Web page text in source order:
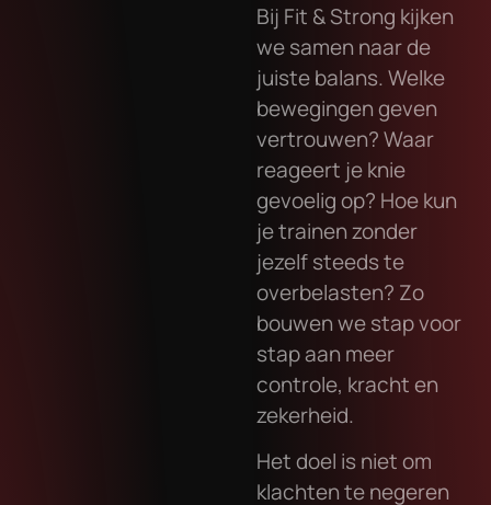
Bij Fit & Strong kijken
we samen naar de
juiste balans. Welke
bewegingen geven
vertrouwen? Waar
reageert je knie
gevoelig op? Hoe kun
je trainen zonder
jezelf steeds te
overbelasten? Zo
bouwen we stap voor
stap aan meer
controle, kracht en
zekerheid.
Het doel is niet om
klachten te negeren